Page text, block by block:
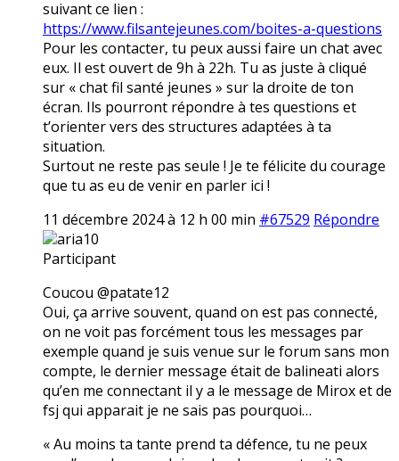
suivant ce lien :
https://www.filsantejeunes.com/boites-a-questions
Pour les contacter, tu peux aussi faire un chat avec
eux. Il est ouvert de 9h à 22h. Tu as juste à cliqué
sur « chat fil santé jeunes » sur la droite de ton
écran. Ils pourront répondre à tes questions et
t’orienter vers des structures adaptées à ta
situation.
Surtout ne reste pas seule ! Je te félicite du courage
que tu as eu de venir en parler ici !
11 décembre 2024 à 12 h 00 min #67529 Répondre
aria10
Participant
Coucou @patate12
Oui, ça arrive souvent, quand on est pas connecté,
on ne voit pas forcément tous les messages par
exemple quand je suis venue sur le forum sans mon
compte, le dernier message était de balineati alors
qu’en me connectant il y a le message de Mirox et de
fsj qui apparait je ne sais pas pourquoi…
« Au moins ta tante prend ta défence, tu ne peux